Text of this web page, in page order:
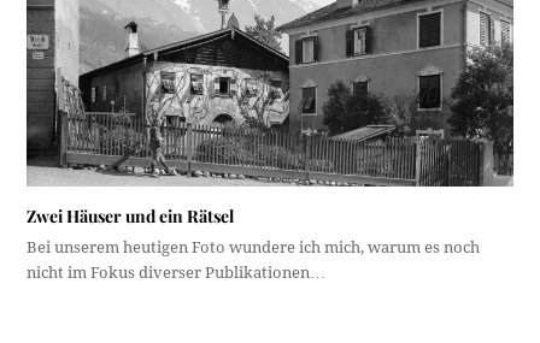
Zwei Häuser und ein Rätsel
Bei unserem heutigen Foto wundere ich mich, warum es noch
nicht im Fokus diverser Publikationen…